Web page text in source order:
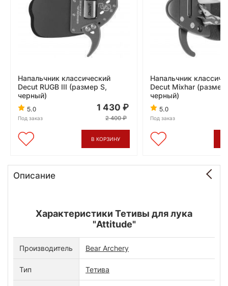
Напальчник классический
Decut RUGB III (размер S,
черный)
5.0
Под заказ
1 430
2 400
В КОРЗИНУ
Напальчник
Decut Mixhar (размер
черный)
5.0
Под заказ
Описание
Характеристики Тетивы для лука
"Attitude"
Производитель Bear Archery
Тип Тетива